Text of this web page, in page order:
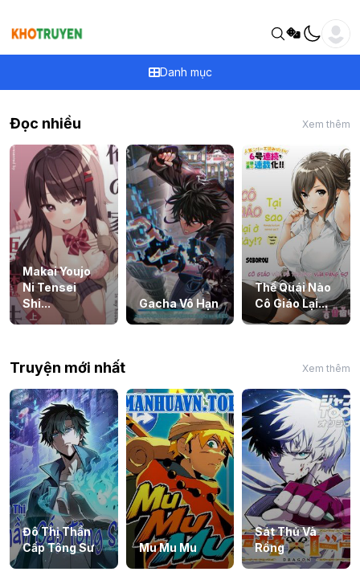
Danh mục
Đọc nhiều Xem thêm
Makai Youjo
Ni Tensei
Shi...
Gacha Vô Hạn
Thế Quái Nào
Cô Giáo Lại...
Truyện mới nhất Xem thêm
Đô Thị Thần
Cấp Tông Sư
Mu Mu Mu
Sát Thủ Và
Rồng